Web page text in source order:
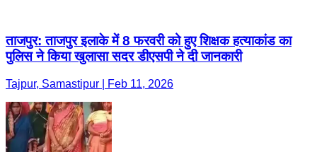
ताजपुर: ताजपुर इलाके में 8 फरवरी को हुए शिक्षक हत्याकांड का
पुलिस ने किया खुलासा सदर डीएसपी ने दी जानकारी
Tajpur, Samastipur | Feb 11, 2026